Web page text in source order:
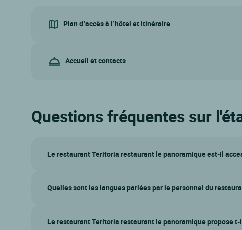
Plan d’accès à l’hôtel et itinéraire
Accueil et contacts
Questions fréquentes sur
Le restaurant Teritoria restaurant le panoramique est-il
Quelles sont les langues parlées par le personnel du
Le restaurant Teritoria restaurant le panoramique propose